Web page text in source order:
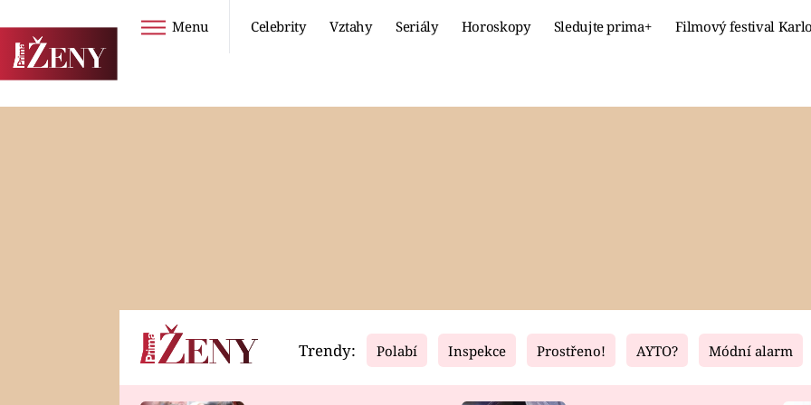
Menu Celebrity Vztahy Seriály Horoskopy Sledujte prima+ Filmový festival
Horoskopy Video Fresh Living
Trendy: Polabí Inspekce Prostřeno! AYTO? Módní alarm